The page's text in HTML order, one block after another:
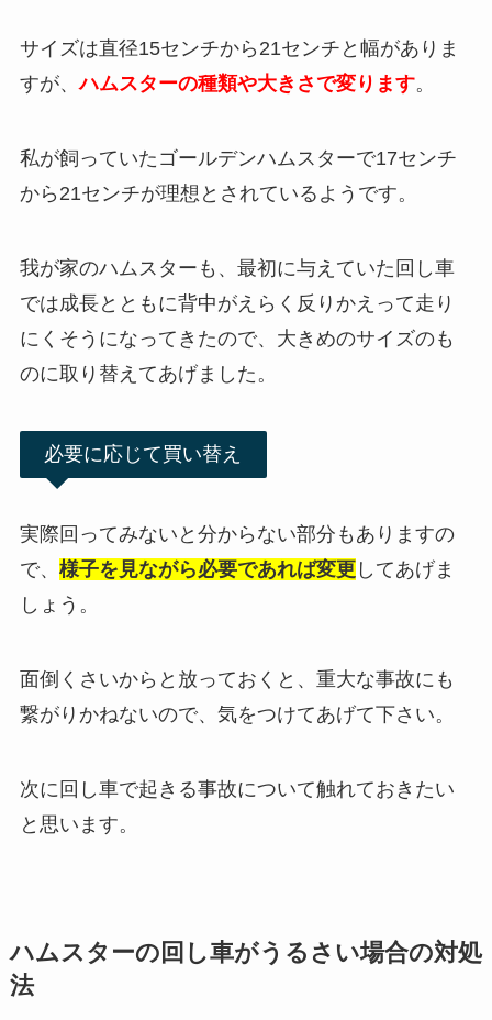
サイズは直径15センチから21センチと幅がありま
すが、ハムスターの種類や大きさで変ります。
私が飼っていたゴールデンハムスターで17センチ
から21センチが理想とされているようです。
我が家のハムスターも、最初に与えていた回し車
では成長とともに背中がえらく反りかえって走り
にくそうになってきたので、大きめのサイズのも
のに取り替えてあげました。
必要に応じて買い替え
実際回ってみないと分からない部分もありますの
で、 様子を見ながら必要であれば変更してあげま
しょう。
面倒くさいからと放っておくと、重大な事故にも
繋がりかねないので、気をつけてあげて下さい。
次に回し車で起きる事故について触れておきたい
と思います。
ハムスターの回し車がうるさい場合の対処
法